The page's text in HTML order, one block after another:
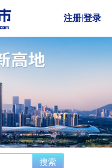
注册 |登录
搜索